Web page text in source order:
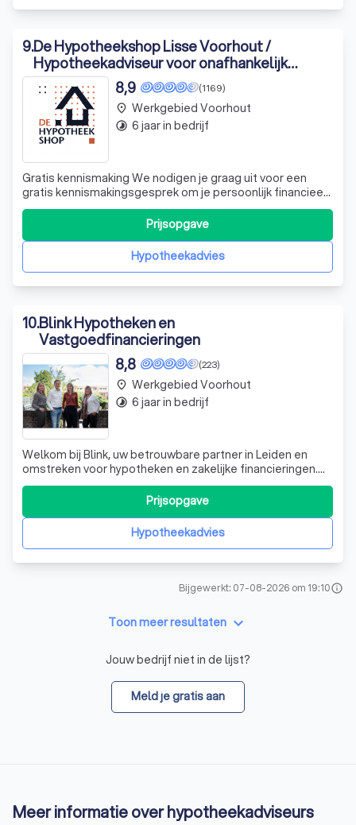
9.De Hypotheekshop Lisse Voorhout /
Hypotheekadviseur voor onafhankelijk
hypotheek en financieel advies
(1169)
8,9
Gratis kennismaking We nodigen je graag uit voor een
gratis kennismakingsgesprek om je persoonlijk financieel
advies te geven. Kun je voor wat je nu aan huur betaalt ook
een eigen huis kopen? Bereken je maximale hypotheek
met onze online tool. Bereken je hypotheek Stel een
vraag Actuele rentestanHypotheekadvies
Prijsopgave
place Werkgebied Voorhout
timelapse 6 jaar in bedrijf
10.Blink Hypotheken en
Vastgoedfinancieringen
(223)
8,8
Welkom bij Blink, uw betrouwbare partner in Leiden en
omstreken voor hypotheken en zakelijke financieringen.
Wij zijn er voor zowel ondernemers als particulieren die
hun dromen willen realiseren. Als een jong, snelgroeiend
en onafhankelijk bedrijf, onderscheiden we ons door onze
flexibiliteit en inn
Hypotheekadvies
Prijsopgave
place Werkgebied Voorhout
timelapse 6 jaar in bedrijf
Bijgewerkt: 07-08-2026 om 19:10info
Toon meer resultaten keyboard_arrow_down
Jouw bedrijf niet in de lijst?
Meld je gratis aan
Meer informatie over hypotheekadviseurs